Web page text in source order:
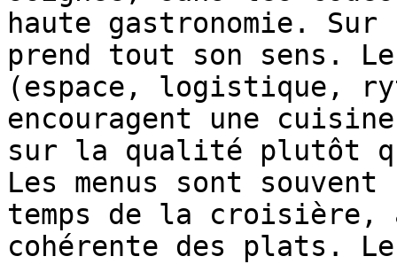
haute gastronomie.
prend tout son sens.
(espace, logistique,
encouragent une
sur la qualité plutôt
Les menus sont souvent
temps de la croisière,
cohérente des plats.